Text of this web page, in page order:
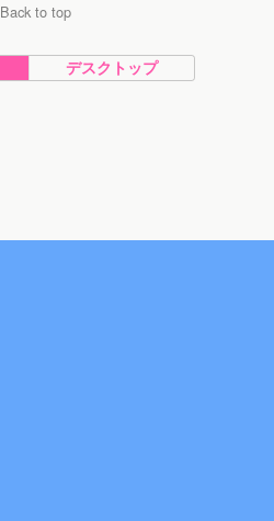
Back to top
デスクトップ